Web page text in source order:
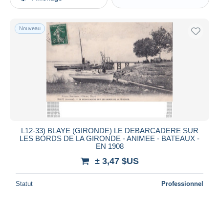
Europe
France
En cours
Prix fixes
Enchères avec offres
Enchères sans offres
Maisons de vente
Vendus
Toutes les durées
depuis
jours
Prix
Nouveau
L12-33) BLAYE (GIRONDE) LE DEBARCADERE SUR
LES BORDS DE LA GIRONDE - ANIMEE - BATEAUX -
EN 1908
± 3,47 $US
Statut Professionnel